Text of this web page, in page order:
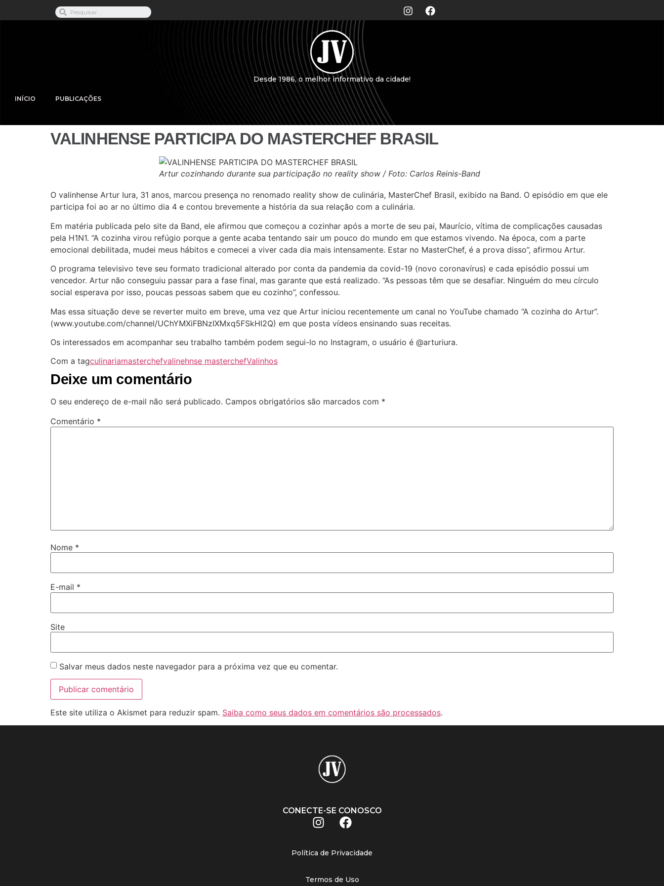
Desde 1986, o melhor informativo da cidade!
INÍCIO PUBLICAÇÕES
VALINHENSE PARTICIPA DO MASTERCHEF BRASIL
Artur cozinhando durante sua participação no reality show / Foto: Carlos Reinis-Band
O valinhense Artur Iura, 31 anos, marcou presença no renomado reality show de culinária, MasterChef Brasil, exibido na Band. O episódio em que ele
participa foi ao ar no último dia 4 e contou brevemente a história da sua relação com a culinária.
Em matéria publicada pelo site da Band, ele afirmou que começou a cozinhar após a morte de seu pai, Maurício, vítima de complicações causadas
pela H1N1. “A cozinha virou refúgio porque a gente acaba tentando sair um pouco do mundo em que estamos vivendo. Na época, com a parte
emocional debilitada, mudei meus hábitos e comecei a viver cada dia mais intensamente. Estar no MasterChef, é a prova disso”, afirmou Artur.
O programa televisivo teve seu formato tradicional alterado por conta da pandemia da covid-19 (novo coronavírus) e cada episódio possui um
vencedor. Artur não conseguiu passar para a fase final, mas garante que está realizado. “As pessoas têm que se desafiar. Ninguém do meu círculo
social esperava por isso, poucas pessoas sabem que eu cozinho”, confessou.
Mas essa situação deve se reverter muito em breve, uma vez que Artur iniciou recentemente um canal no YouTube chamado “A cozinha do Artur”.
(www.youtube.com/channel/UChYMXiFBNzIXMxq5FSkHI2Q) em que posta vídeos ensinando suas receitas.
Os interessados em acompanhar seu trabalho também podem segui-lo no Instagram, o usuário é @arturiura.
Com a tagculinariamasterchefvalinehnse masterchefValinhos
Deixe um comentário
O seu endereço de e-mail não será publicado. Campos obrigatórios são marcados com *
Comentário *
Nome *
E-mail *
Site
Salvar meus dados neste navegador para a próxima vez que eu comentar.
Este site utiliza o Akismet para reduzir spam. Saiba como seus dados em comentários são processados.
CONECTE-SE CONOSCO
Política de Privacidade
Termos de Uso